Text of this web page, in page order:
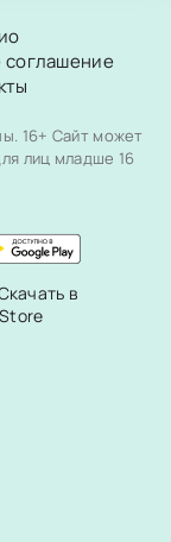
соглашение
16+ Сайт может
лиц младше 16